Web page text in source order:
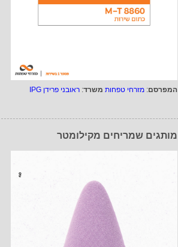
המפרסם: מזרחי טפחות משרד: ראובני פרידן IPG
מותגים שמריחים מקילומטר